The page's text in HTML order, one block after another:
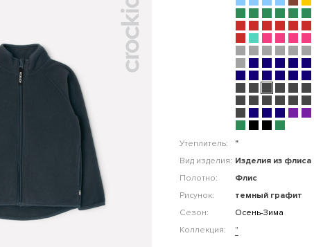
Утеплитель:
"
Вид изделия: Изделия из флиса
Полотно:
Флис
Рисунок:
темный графит
Сезон:
Осень-Зима
Коллекция:
"